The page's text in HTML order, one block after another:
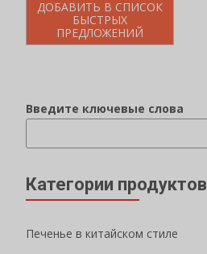
ДОБАВИТЬ В СПИСОК
БЫСТРЫХ
ПРЕДЛОЖЕНИЙ
Введите ключевые слова
Категории продуктов
Печенье в китайском стиле